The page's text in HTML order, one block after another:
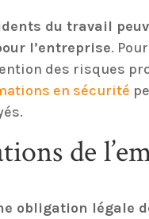
du travail
l’entreprise.
des risques
en sécurité
de
obligation légale